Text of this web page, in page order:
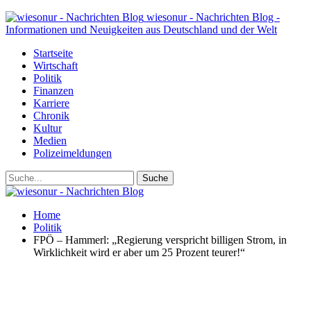
wiesonur - Nachrichten Blog -
Informationen und Neuigkeiten aus Deutschland und der Welt
Startseite
Wirtschaft
Politik
Finanzen
Karriere
Chronik
Kultur
Medien
Polizeimeldungen
Home
Politik
FPÖ – Hammerl: „Regierung verspricht billigen Strom, in
Wirklichkeit wird er aber um 25 Prozent teurer!“